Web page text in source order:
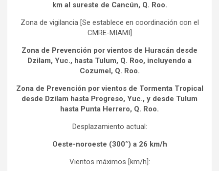
km al sureste de Cancún, Q. Roo.
Zona de vigilancia [Se establece en coordinación con el
CMRE-MIAMI]
Zona de Prevención por vientos de Huracán desde
Dzilam, Yuc., hasta Tulum, Q. Roo, incluyendo a
Cozumel, Q. Roo.
Zona de Prevención por vientos de Tormenta Tropical
desde Dzilam hasta Progreso, Yuc., y desde Tulum
hasta Punta Herrero, Q. Roo.
Desplazamiento actual:
Oeste-noroeste (300°) a 26 km/h
Vientos máximos [km/h]: